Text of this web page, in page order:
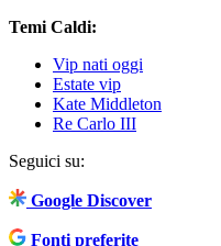
Temi Caldi:
Vip nati oggi
Estate vip
Kate Middleton
Re Carlo III
Seguici su:
Google Discover
Fonti preferite